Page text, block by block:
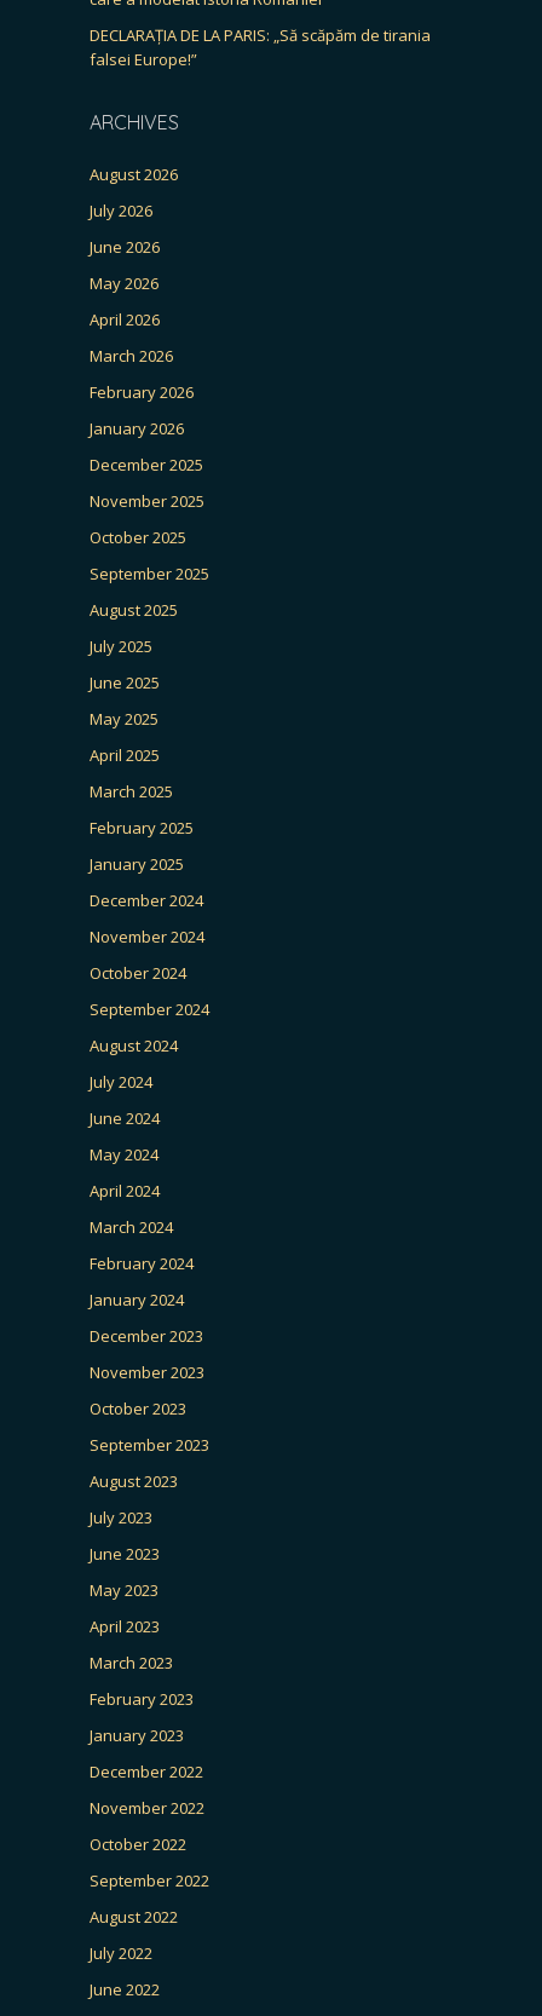
DECLARAȚIA DE LA PARIS: „Să scăpăm de tirania
falsei Europe!”
ARCHIVES
August 2026
July 2026
June 2026
May 2026
April 2026
March 2026
February 2026
January 2026
December 2025
November 2025
October 2025
September 2025
August 2025
July 2025
June 2025
May 2025
April 2025
March 2025
February 2025
January 2025
December 2024
November 2024
October 2024
September 2024
August 2024
July 2024
June 2024
May 2024
April 2024
March 2024
February 2024
January 2024
December 2023
November 2023
October 2023
September 2023
August 2023
July 2023
June 2023
May 2023
April 2023
March 2023
February 2023
January 2023
December 2022
November 2022
October 2022
September 2022
August 2022
July 2022
June 2022